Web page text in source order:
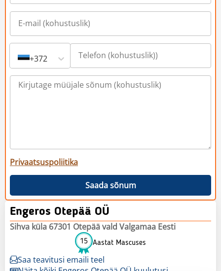
+372
Privaatsuspoliitika
Saada sõnum
Engeros Otepää OÜ
Sihva küla 67301 Otepää vald Valgamaa Eesti
15 Aastat Mascuses
Saa teavitusi emaili teel